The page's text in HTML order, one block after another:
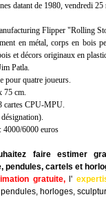
datant de 1980, vendredi
Flipper "Rolling
en métal, corps en bois
et décors originaux en
Patla.
pour quatre joueurs.
75 cm.
cartes CPU-MPU.
4000/6000 euros
faire estimer
pendules, cartels et
gratuite, l'
horloges,